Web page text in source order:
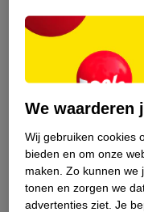
Oorzaak van
Het is niet helemaal
bent tijdens de
een rol. Ook ben je
Je moe bent
Vrouwen in je familie
Je veel
in verwachting bent
We waarderen
Wij gebruiken cookies
bieden en om onze
maken. Zo kunnen we
tonen en zorgen we
advertenties ziet. Je